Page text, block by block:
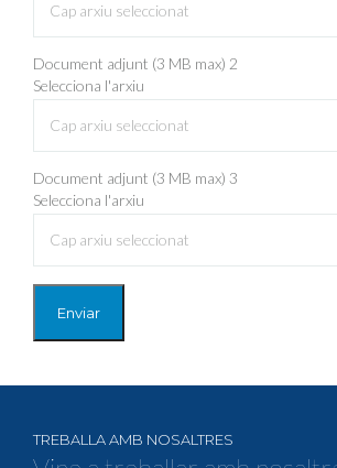
Cap arxiu seleccionat
Document adjunt (3 MB max) 2
Selecciona l'arxiu
Cap arxiu seleccionat
Document adjunt (3 MB max) 3
Selecciona l'arxiu
Cap arxiu seleccionat
Enviar
TREBALLA AMB NOSALTRES